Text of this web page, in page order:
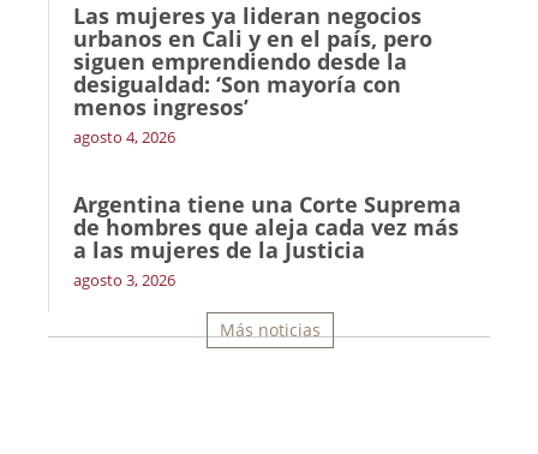
Las mujeres ya lideran negocios
urbanos en Cali y en el país, pero
siguen emprendiendo desde la
desigualdad: ‘Son mayoría con
menos ingresos’
agosto 4, 2026
Argentina tiene una Corte Suprema
de hombres que aleja cada vez más
a las mujeres de la Justicia
agosto 3, 2026
Más noticias